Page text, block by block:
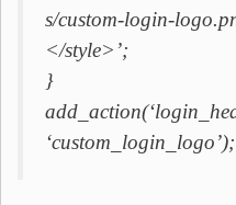
s/custom-login-
</style>’;
}
‘custom_login_logo’);